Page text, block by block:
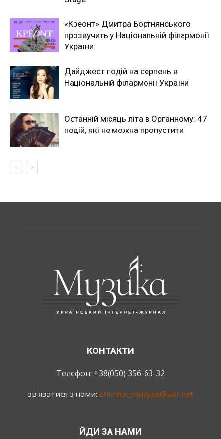
«Креонт» Дмитра Бортнянського
прозвучить у Національній філармонії
України
Дайджест подій на серпень в
Національній філармонії України
Останній місяць літа в Органному: 47
подій, які не можна пропустити
КОНТАКТИ
Телефон: +38(050) 356-63-32
зв'язатися з нами: zhurnal_muzyka@ukr.net
ЙДИ ЗА НАМИ